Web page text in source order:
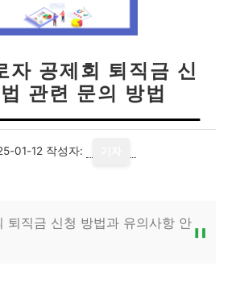
자 공제회 퇴직금 신
관련 문의 방법
01-12 작성자:
퇴직금 신청 방법과 유의사항 안